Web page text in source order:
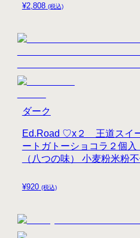
¥2,808 (税込)
¥920 (税込)
Ed.Road ♡x２ 王道スイ
ートガトーショコラ２個
（八つの味） 小麦粉米粉
ダーク